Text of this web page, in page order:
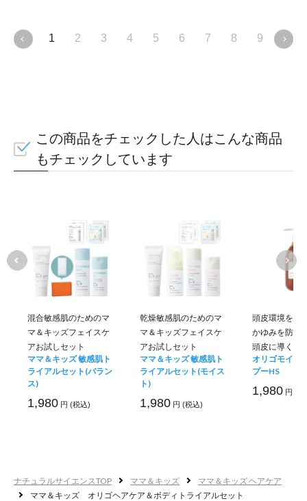
＞
髪
＞
1 2 3 4 5 6 7 8 9 10
この商品をチェックした人はこんな商品
もチェックしています
混合敏感肌のためのマ
マ＆キッズフェイスケ
アお試しセット
ママ＆キッズ 敏感肌ト
ライアルセット(バラン
ス)
1,980 円 (税込)
乾燥敏感肌のためのマ
マ＆キッズフェイスケ
アお試しセット
ママ＆キッズ 敏感肌ト
ライアルセット(モイス
ト)
1,980 円 (税込)
頭皮環境を整
かゆみを防ぐ
頭皮に導く
オリゴモイス
プーHS
1,980 円 (税
ナチュラルサイエンスTOP ママ＆キッズ
ママ＆キッズ ヘアケア
ママ＆キッズ オリゴヘアケア＆ボディトライアルセット